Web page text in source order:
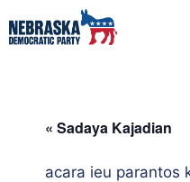
« Sadaya Kajadian
acara ieu parantos